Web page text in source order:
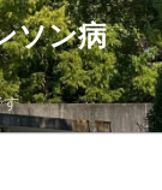
ソン病
す